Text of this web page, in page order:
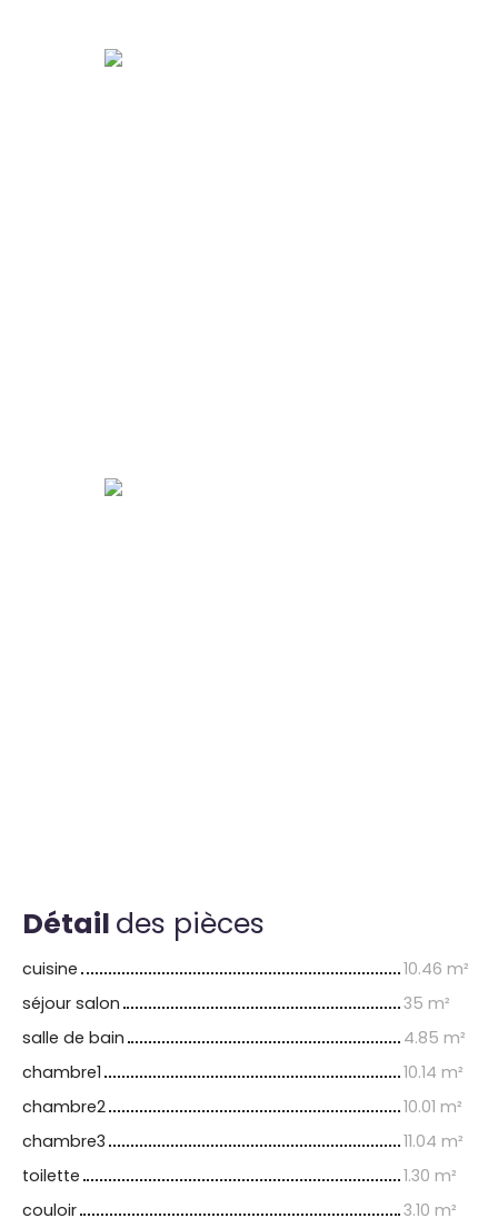
Détail des pièces
cuisine
10.46 m²
séjour salon
35 m²
salle de bain
4.85 m²
chambre1
10.14 m²
chambre2
10.01 m²
chambre3
11.04 m²
toilette
1.30 m²
couloir
3.10 m²